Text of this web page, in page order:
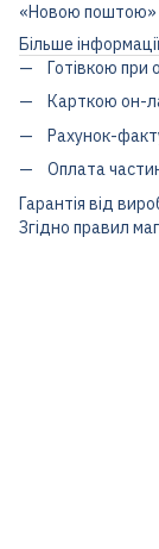
«Новою поштою»
Більше
Готівкою при
Карткою он-
Рахунок-
Оплата
Гарантія від
Згідно правил